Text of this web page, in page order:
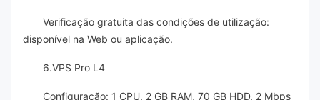
Verificação gratuita das condições de utilização:
disponível na Web ou aplicação.
6.VPS Pro L4
Configuração: 1 CPU, 2 GB RAM, 70 GB HDD, 2 Mbps